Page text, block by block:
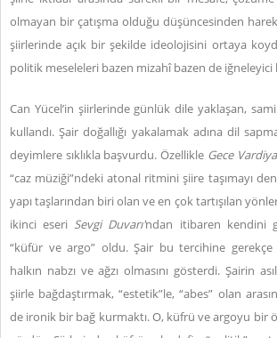
olmayan bir çatışma olduğu düşüncesinden
şiirlerinde açık bir şekilde ideolojisini ortaya
politik meseleleri bazen mizahî bazen de
Can Yücel’in şiirlerinde günlük dile yaklaşan,
kullandı. Şair doğallığı yakalamak adına dil
deyimlere sıklıkla başvurdu. Özellikle Gece
“caz müziği”ndeki atonal ritmini şiire taşımayı
yapı taşlarından biri olan ve en çok tartışılan
ikinci eseri Sevgi Duvarı'ndan itibaren kendini
“küfür ve argo” oldu. Şair bu tercihine gerekçe
halkın nabzı ve ağzı olmasını gösterdi. Şairin
şiirle bağdaştırmak, “estetik”le, “abes” olan
de ironik bir bağ kurmaktı. O, küfrü ve argoyu bir